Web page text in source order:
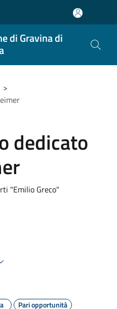
di Gravina di
>
dedicato
"Emilio Greco"
Pari opportunità